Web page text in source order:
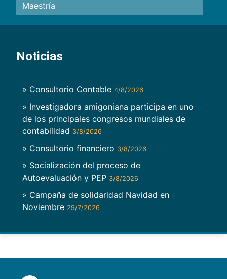
Maestría
Noticias
» Consultorio Contable 4/8/2026
» Investigadora amigoniana participa en uno
de los principales congresos mundiales de
contabilidad 3/8/2026
» Consultorio financiero 3/8/2026
» Socialización del proceso de
Autoevaluación y PEP 3/8/2026
» Campaña de solidaridad Navidad en
Noviembre 29/7/2026